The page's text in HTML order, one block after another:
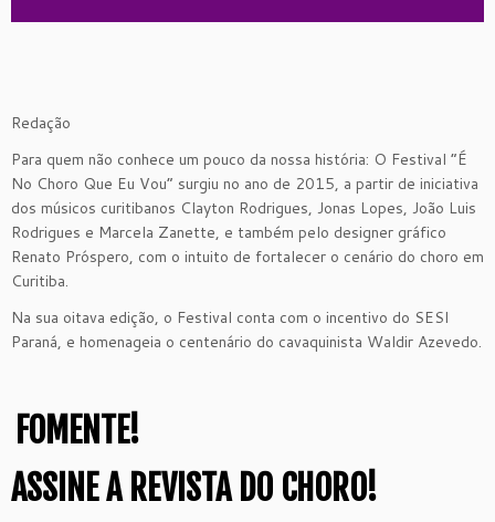
Redação
Para quem não conhece um pouco da nossa história: O Festival “É
No Choro Que Eu Vou” surgiu no ano de 2015, a partir de iniciativa
dos músicos curitibanos Clayton Rodrigues, Jonas Lopes, João Luis
Rodrigues e Marcela Zanette, e também pelo designer gráfico
Renato Próspero, com o intuito de fortalecer o cenário do choro em
Curitiba.
Na sua oitava edição, o Festival conta com o incentivo do SESI
Paraná, e homenageia o centenário do cavaquinista Waldir Azevedo.
FOMENTE!
ASSINE A REVISTA DO CHORO!